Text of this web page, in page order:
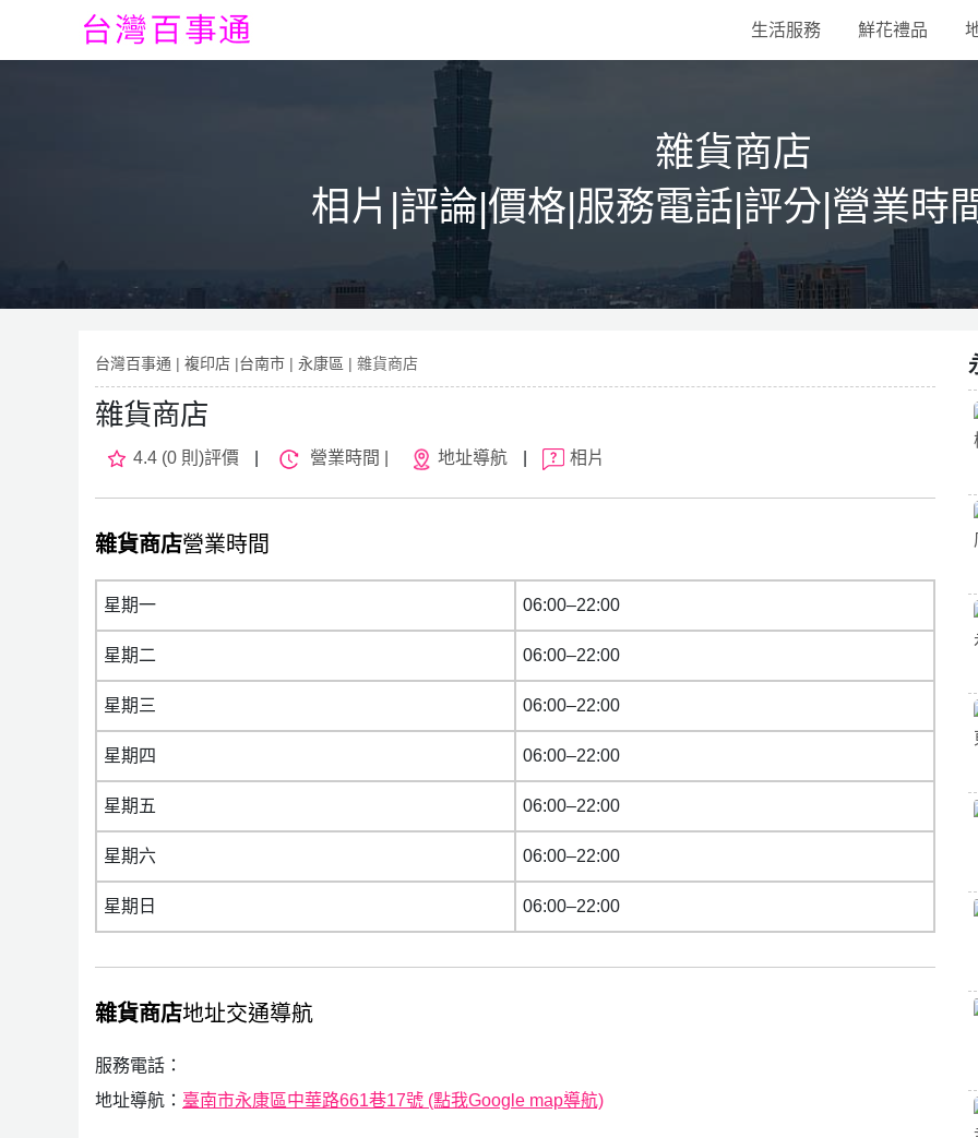
生活服務 鮮花禮品
雜貨商店
相片|評論|價格|服務電話|評分|營業時
台灣百事通 | 複印店 |台南市 | 永康區 | 雜貨商店
雜貨商店
4.4 (0 則)評價 營業時間 | 地址導航 相片
雜貨商店營業時間
星期一 06:00–22:00
星期二 06:00–22:00
星期三 06:00–22:00
星期四 06:00–22:00
星期五 06:00–22:00
星期六 06:00–22:00
星期日 06:00–22:00
雜貨商店地址交通導航
服務電話：
地址導航： 臺南市永康區中華路661巷17號 (點我Google map導航)